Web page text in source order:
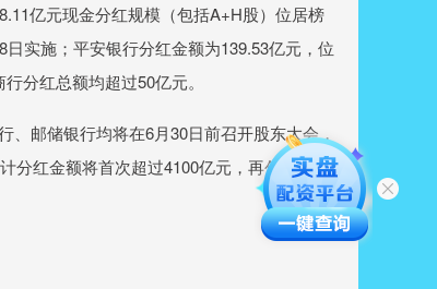
亿元现金分红规模（包括A+H股）位居榜
实施；平安银行分红金额为139.53亿元，位
分红总额均超过50亿元。
邮储银行均将在6月30日前召开股东大会，
分红金额将首次超过4100亿元，再创历史新